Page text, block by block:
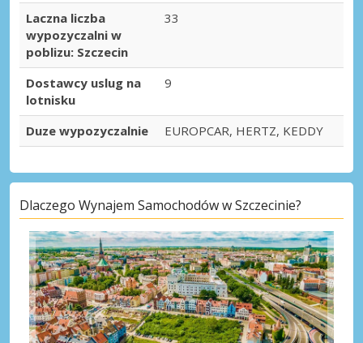
Laczna liczba
wypozyczalni w
poblizu: Szczecin
33
Dostawcy uslug na
lotnisku
9
Duze wypozyczalnie EUROPCAR, HERTZ, KEDDY
Dlaczego Wynajem Samochodów w Szczecinie?